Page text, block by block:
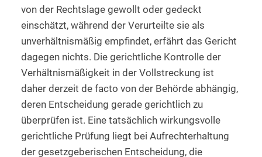
von der Rechtslage gewollt oder gedeckt
einschätzt, während der Verurteilte sie als
unverhältnismäßig empfindet, erfährt das Gericht
dagegen nichts. Die gerichtliche Kontrolle der
Verhältnismäßigkeit in der Vollstreckung ist
daher derzeit de facto von der Behörde abhängig,
deren Entscheidung gerade gerichtlich zu
überprüfen ist. Eine tatsächlich wirkungsvolle
gerichtliche Prüfung liegt bei Aufrechterhaltung
der gesetzgeberischen Entscheidung, die